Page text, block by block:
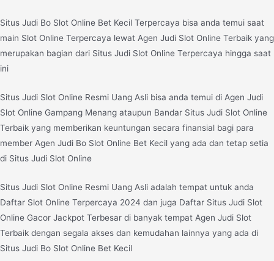
Situs Judi Bo Slot Online Bet Kecil Terpercaya bisa anda temui saat
main Slot Online Terpercaya lewat Agen Judi Slot Online Terbaik yang
merupakan bagian dari Situs Judi Slot Online Terpercaya hingga saat
ini
Situs Judi Slot Online Resmi Uang Asli bisa anda temui di Agen Judi
Slot Online Gampang Menang ataupun Bandar Situs Judi Slot Online
Terbaik yang memberikan keuntungan secara finansial bagi para
member Agen Judi Bo Slot Online Bet Kecil yang ada dan tetap setia
di Situs Judi Slot Online
Situs Judi Slot Online Resmi Uang Asli adalah tempat untuk anda
Daftar Slot Online Terpercaya 2024 dan juga Daftar Situs Judi Slot
Online Gacor Jackpot Terbesar di banyak tempat Agen Judi Slot
Terbaik dengan segala akses dan kemudahan lainnya yang ada di
Situs Judi Bo Slot Online Bet Kecil